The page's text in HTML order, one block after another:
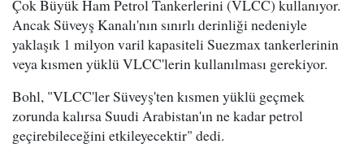
Çok Büyük Ham Petrol Tankerlerini (VLCC) kullanıyor.
Ancak Süveyş Kanalı'nın sınırlı derinliği nedeniyle
yaklaşık 1 milyon varil kapasiteli Suezmax tankerlerinin
veya kısmen yüklü VLCC'lerin kullanılması gerekiyor.
Bohl, "VLCC'ler Süveyş'ten kısmen yüklü geçmek
zorunda kalırsa Suudi Arabistan'ın ne kadar petrol
geçirebileceğini etkileyecektir" dedi.